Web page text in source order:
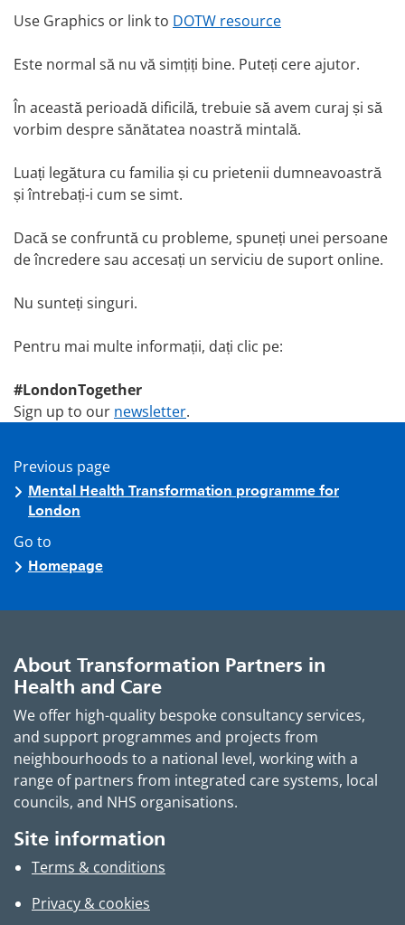
Use Graphics or link to DOTW resource
Este normal să nu vă simțiți bine. Puteți cere ajutor.
În această perioadă dificilă, trebuie să avem curaj și să
vorbim despre sănătatea noastră mintală.
Luați legătura cu familia și cu prietenii dumneavoastră
și întrebați-i cum se simt.
Dacă se confruntă cu probleme, spuneți unei persoane
de încredere sau accesați un serviciu de suport online.
Nu sunteți singuri.
Pentru mai multe informații, dați clic pe:
#LondonTogether
Sign up to our newsletter.
Previous page
Mental Health Transformation programme for
London
Go to
Homepage
About Transformation Partners in
Health and Care
We offer high-quality bespoke consultancy services,
and support programmes and projects from
neighbourhoods to a national level, working with a
range of partners from integrated care systems, local
councils, and NHS organisations.
Site information
Terms & conditions
Privacy & cookies